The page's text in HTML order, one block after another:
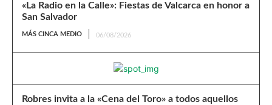
«La Radio en la Calle»: Fiestas de Valcarca en honor a
San Salvador
MÁS CINCA MEDIO 06/08/2026
Robres invita a la «Cena del Toro» a todos aquellos